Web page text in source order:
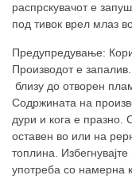
распрскувачот е
под тивок врел млаз
Предупредување:
Производот е
близу до отворен
Содржината на
дури и кога е празно.
оставен во или на
топлина.
употреба со намерна